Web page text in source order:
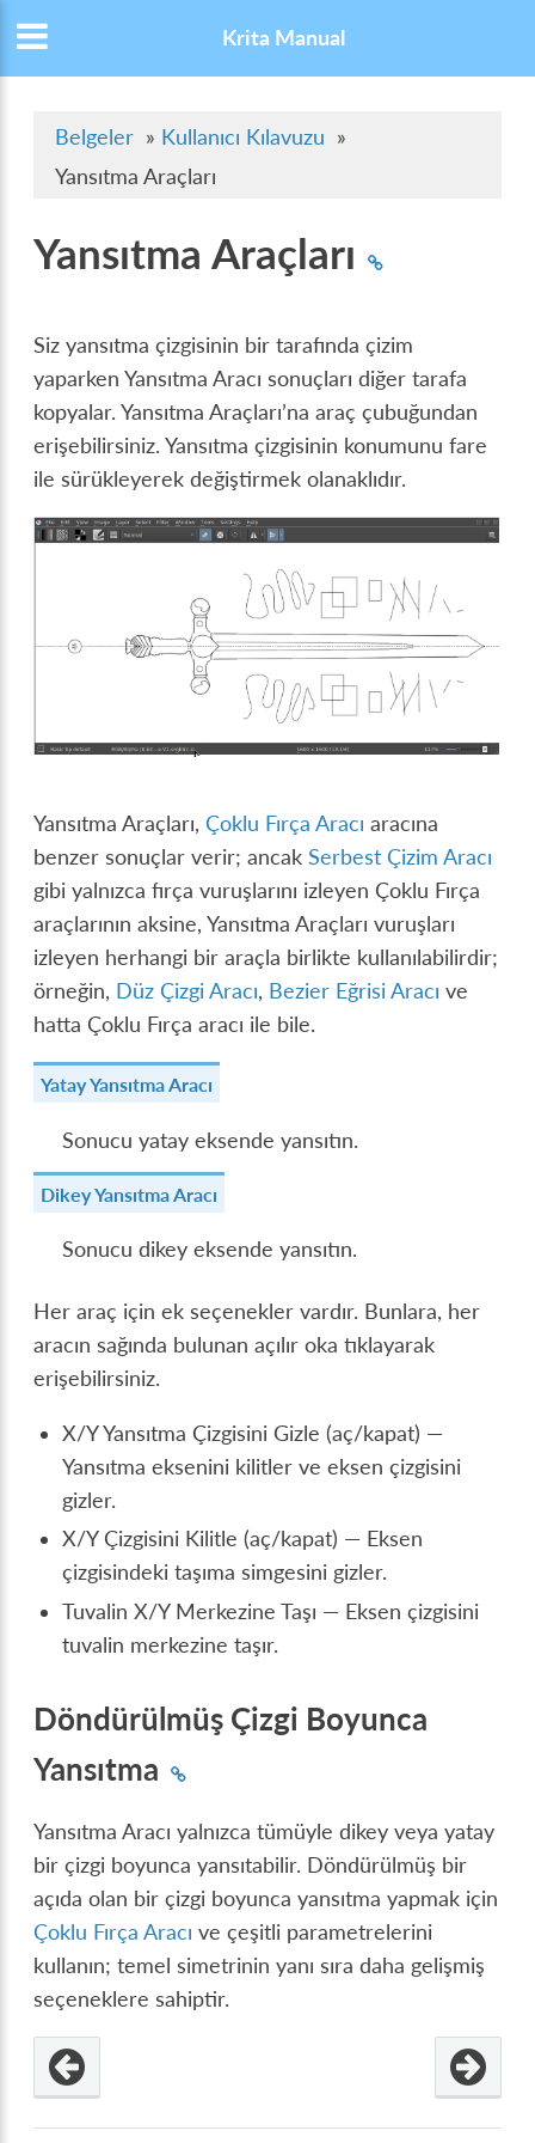
Krita Manual
Belgeler » Kullanıcı Kılavuzu »
Yansıtma Araçları
Yansıtma Araçları
Siz yansıtma çizgisinin bir tarafında çizim
yaparken Yansıtma Aracı sonuçları diğer tarafa
kopyalar. Yansıtma Araçları’na araç çubuğundan
erişebilirsiniz. Yansıtma çizgisinin konumunu fare
ile sürükleyerek değiştirmek olanaklıdır.
Yansıtma Araçları,Çoklu Fırça Aracı aracına
benzer sonuçlar verir; ancakSerbest Çizim Aracı
gibi yalnızca fırça vuruşlarını izleyen Çoklu Fırça
araçlarının aksine, Yansıtma Araçları vuruşları
izleyen herhangi bir araçla birlikte kullanılabilirdir;
örneğin, Düz Çizgi Aracı, Bezier Eğrisi Aracı ve
hatta Çoklu Fırça aracı ile bile.
Yatay Yansıtma Aracı
Sonucu yatay eksende yansıtın.
Dikey Yansıtma Aracı
Sonucu dikey eksende yansıtın.
Her araç için ek seçenekler vardır. Bunlara, her
aracın sağında bulunan açılır oka tıklayarak
erişebilirsiniz.
X/Y Yansıtma Çizgisini Gizle (aç/kapat) —
Yansıtma eksenini kilitler ve eksen çizgisini
gizler.
X/Y Çizgisini Kilitle (aç/kapat) — Eksen
çizgisindeki taşıma simgesini gizler.
Tuvalin X/Y Merkezine Taşı — Eksen çizgisini
tuvalin merkezine taşır.
Döndürülmüş Çizgi Boyunca
Yansıtma
Yansıtma Aracı yalnızca tümüyle dikey veya yatay
bir çizgi boyunca yansıtabilir. Döndürülmüş bir
açıda olan bir çizgi boyunca yansıtma yapmak için
Çoklu Fırça Aracı ve çeşitli parametrelerini
kullanın; temel simetrinin yanı sıra daha gelişmiş
seçeneklere sahiptir.